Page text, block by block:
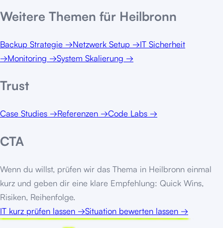
Weitere Themen für Heilbronn
Backup Strategie →Netzwerk Setup →IT Sicherheit
→Monitoring →System Skalierung →
Trust
Case Studies →Referenzen →Code Labs →
CTA
Wenn du willst, prüfen wir das Thema in Heilbronn einmal
kurz und geben dir eine klare Empfehlung: Quick Wins,
Risiken, Reihenfolge.
IT kurz prüfen lassen →Situation bewerten lassen →